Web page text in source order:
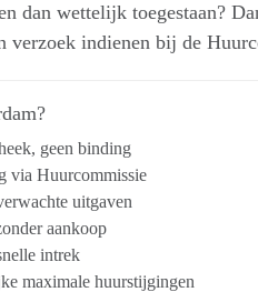
dan wettelijk toegestaan?
verzoek indienen bij de
geen binding
via Huurcommissie
uitgaven
aankoop
intrek
maximale huurstijgingen